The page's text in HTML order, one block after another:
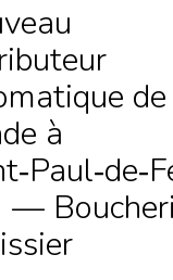
de
à
—